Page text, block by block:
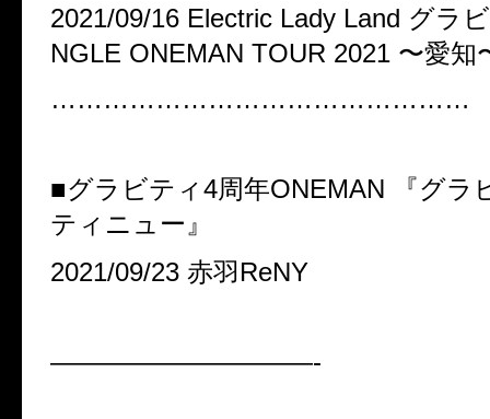
2021/09/16 Electric Lady Land グラ
NGLE ONEMAN TOUR 2021 〜愛知
…………………………………………
■グラビティ4周年ONEMAN 『グラ
ティニュー』
2021/09/23 赤羽ReNY
——————————-